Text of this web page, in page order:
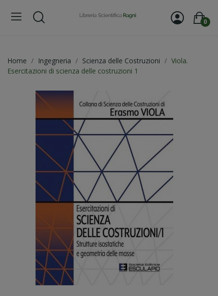
0
Home Ingegneria Scienza delle Costruzioni
Viola.
Esercitazioni di scienza delle costruzioni 1